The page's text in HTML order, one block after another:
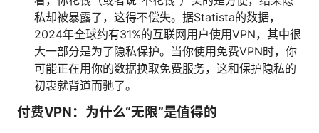
私却被暴露了，这得不偿失。据Statista的数据，
2024年全球约有31%的互联网用户使用VPN，其中很
大一部分是为了隐私保护。当你使用免费VPN时，你
可能正在用你的数据换取免费服务，这和保护隐私的
初衷就背道而驰了。
付费VPN：为什么“无限”是值得的